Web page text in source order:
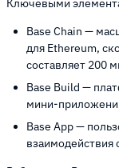
Ключевыми
Base Chain —
для Ethereum,
составляет 200
Base Build —
мини-
Base App —